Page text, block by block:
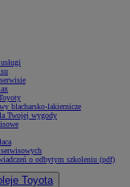
blacharsko-lakiernicze
Twojej wygody
o odbytym szkoleniu (pdf)
Toyota